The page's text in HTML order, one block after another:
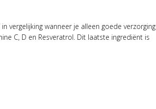
vergelijking wanneer je alleen goede verzorging
C, D en Resveratrol. Dit laatste ingrediënt is